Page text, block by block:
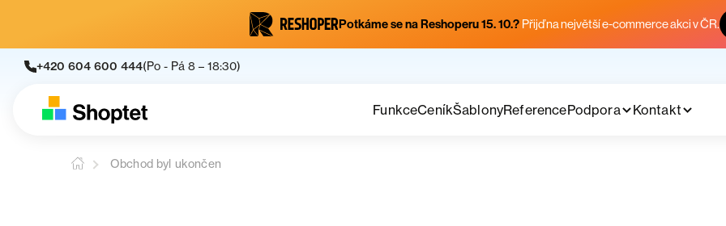
Potkáme se na Reshoperu 15. 10.? Přijď na největší e-commerce akci v ČR.
+420 604 600 444(Po - Pá 8 – 18:30)
FunkceCeníkŠablonyReferencePodpora Kontakt
Obchod byl ukončen